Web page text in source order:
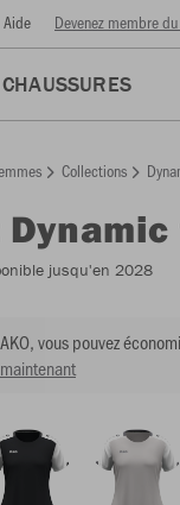
Aide Devenez membre
CHAUSSURES
Collections
jusqu'en 2028
vous pouvez
maintenant